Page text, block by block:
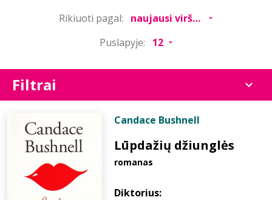
Rikiuoti pagal:
Puslapyje:
Filtrai
Candace Bushnell
Lūpdažių džiunglės
romanas
Diktorius: